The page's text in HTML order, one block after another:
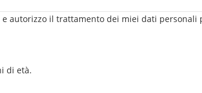
e autorizzo il trattamento dei miei dati personali
di età.